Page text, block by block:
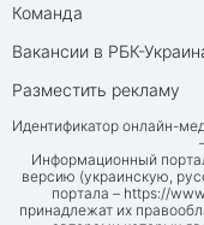
Команда
Вакансии в РБК-
Разместить рекламу
Идентификатор онлайн-
Информационный
версию (украинскую,
портала – https://
принадлежат их